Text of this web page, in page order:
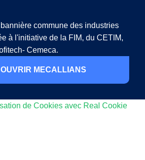
commune des industries
à l'initiative de la FIM, du CETIM,
Cemeca.
MECALLIANS
de Cookies avec Real Cookie